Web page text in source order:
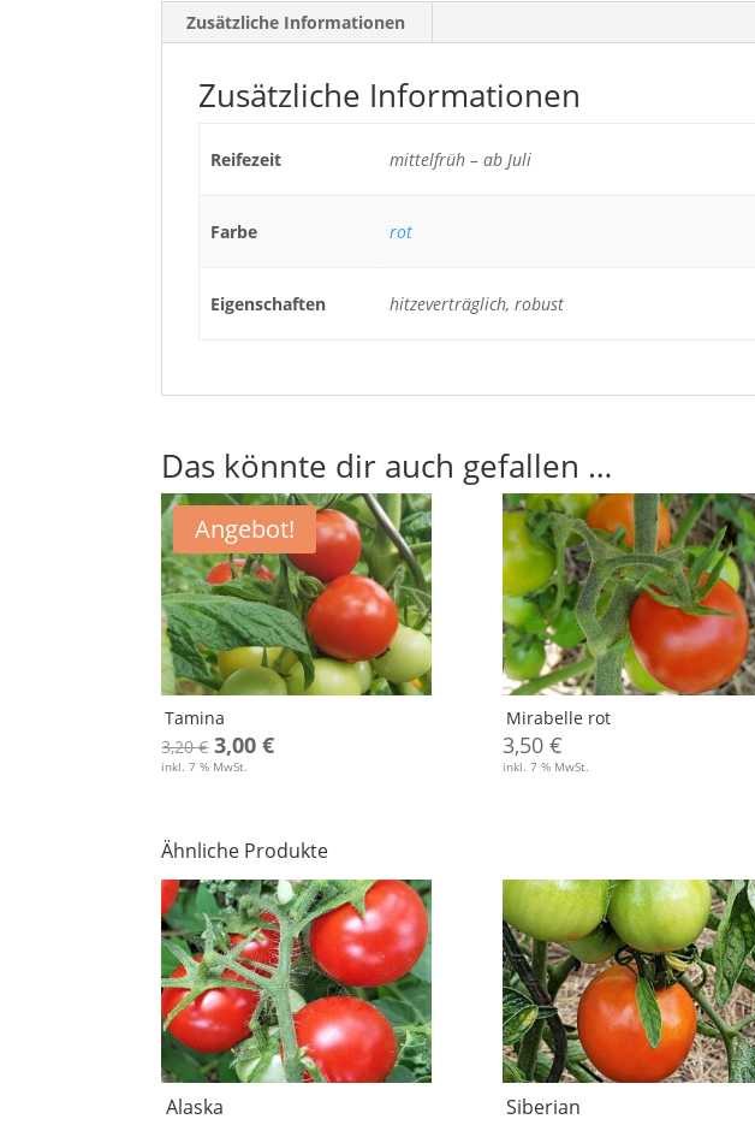
Zusätzliche Informationen
Zusätzliche Informationen
Reifezeit mittelfrüh – ab Juli
Farbe rot
Eigenschaften hitzeverträglich, robust
Das könnte dir auch gefallen …
Angebot!
Tamina
3,20€ Ursprünglicher
Preis
3,00€Aktueller
inkl. 7 % MwSt.
Mirabelle rot
3,50 €
inkl. 7 % MwSt.
Ähnliche Produkte
Alaska Siberian